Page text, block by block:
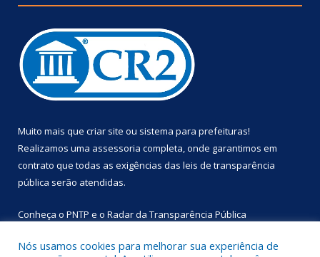
Muito mais que criar site ou sistema para prefeituras!
Realizamos uma assessoria completa, onde garantimos em
contrato que todas as exigências das leis de transparência
pública serão atendidas.
Conheça o PNTP e o Radar da Transparência Pública
Nós usamos cookies para melhorar sua experiência de